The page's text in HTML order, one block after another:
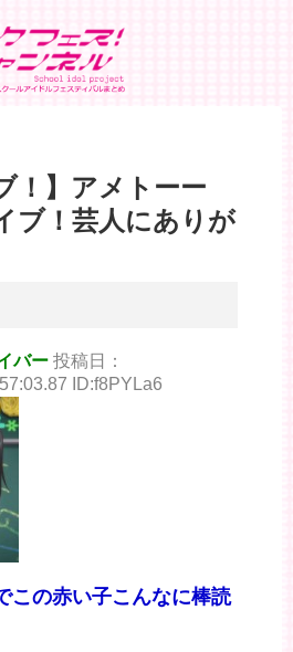
！】アメトーー
ブ！芸人にありが
バー 投稿日：
ID:f8PYLa6
この赤い子こんなに棒読